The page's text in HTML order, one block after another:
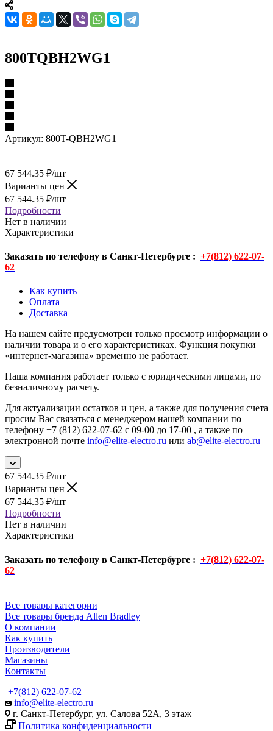
800TQBH2WG1
Артикул: 800T-QBH2WG1
67 544.35 ₽/шт
Варианты цен
67 544.35 ₽/шт
Подробности
Нет в наличии
Характеристики
Заказать по телефону в Санкт-Петербурге : +7(812) 622-07-
62
Как купить
Оплата
Доставка
На нашем сайте предусмотрен только просмотр информации о
наличии товара и о его характеристиках. Функция покупки
«интернет-магазина» временно не работает.
Наша компания работает только с юридическими лицами, по
безналичному расчету.
Для актуализации остатков и цен, а также для получения счета
просим Вас связаться с менеджером нашей компании по
телефону +7 (812) 622-07-62 с 09-00 до 17-00 , а также по
электронной почте info@elite-electro.ru или ab@elite-electro.ru
67 544.35 ₽/шт
Варианты цен
67 544.35 ₽/шт
Подробности
Нет в наличии
Характеристики
Заказать по телефону в Санкт-Петербурге : +7(812) 622-07-
62
Все товары категории
Все товары бренда Allen Bradley
О компании
Как купить
Производители
Магазины
Контакты
+7(812) 622-07-62
info@elite-electro.ru
г. Санкт-Петербург, ул. Салова 52А, 3 этаж
Политика конфиденциальности